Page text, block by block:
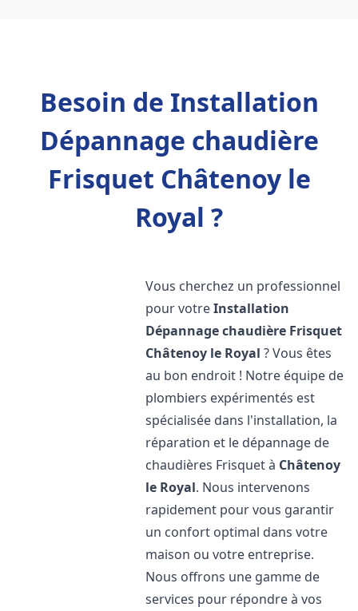
Besoin de Installation
Dépannage chaudière
Frisquet Châtenoy le
Royal ?
Vous cherchez un professionnel
pour votreInstallation
Dépannage chaudière Frisquet
Châtenoy le Royal ? Vous êtes
au bon endroit ! Notre équipe de
plombiers expérimentés est
spécialisée dans l'installation, la
réparation et le dépannage de
chaudières Frisquet à Châtenoy
le Royal. Nous intervenons
rapidement pour vous garantir
un confort optimal dans votre
maison ou votre entreprise.
Nous offrons une gamme de
services pour répondre à vos